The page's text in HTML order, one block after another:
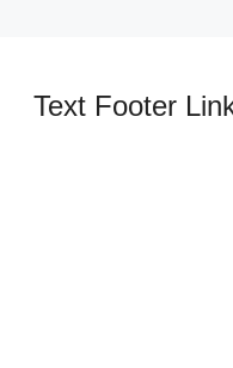
Text Footer